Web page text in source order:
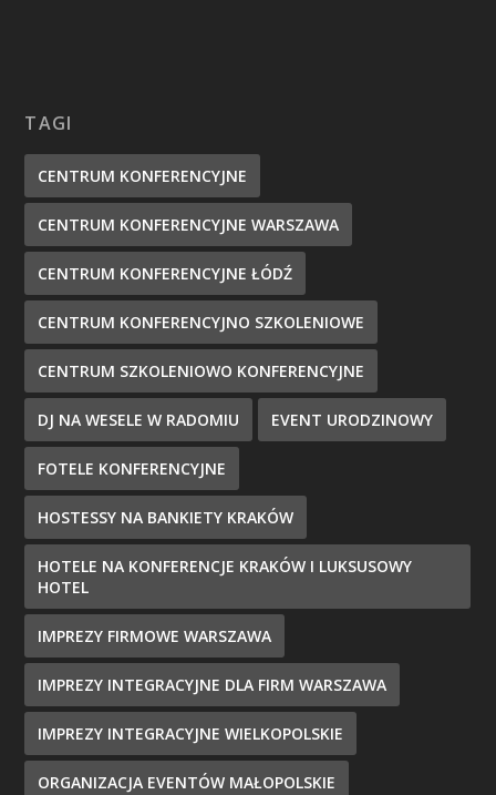
TAGI
CENTRUM KONFERENCYJNE
CENTRUM KONFERENCYJNE WARSZAWA
CENTRUM KONFERENCYJNE ŁÓDŹ
CENTRUM KONFERENCYJNO SZKOLENIOWE
CENTRUM SZKOLENIOWO KONFERENCYJNE
DJ NA WESELE W RADOMIU EVENT URODZINOWY
FOTELE KONFERENCYJNE
HOSTESSY NA BANKIETY KRAKÓW
HOTELE NA KONFERENCJE KRAKÓW I LUKSUSOWY
HOTEL
IMPREZY FIRMOWE WARSZAWA
IMPREZY INTEGRACYJNE DLA FIRM WARSZAWA
IMPREZY INTEGRACYJNE WIELKOPOLSKIE
ORGANIZACJA EVENTÓW MAŁOPOLSKIE